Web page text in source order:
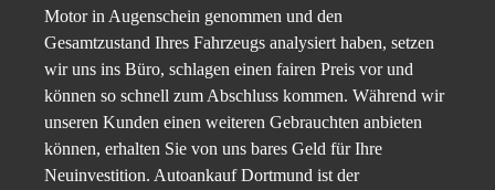
Motor in Augenschein genommen und den
Gesamtzustand Ihres Fahrzeugs analysiert haben, setzen
wir uns ins Büro, schlagen einen fairen Preis vor und
können so schnell zum Abschluss kommen. Während wir
unseren Kunden einen weiteren Gebrauchten anbieten
können, erhalten Sie von uns bares Geld für Ihre
Neuinvestition. Autoankauf Dortmund ist der